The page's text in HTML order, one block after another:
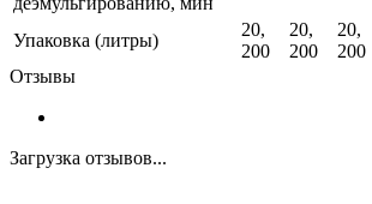
Упаковка (литры)
20,
200
20,
200
20,
200
Отзывы
Загрузка отзывов...